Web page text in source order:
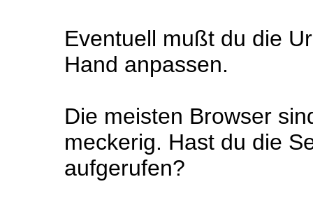
Eventuell mußt du die
Hand anpassen.
Die meisten Browser
meckerig. Hast du die
aufgerufen?